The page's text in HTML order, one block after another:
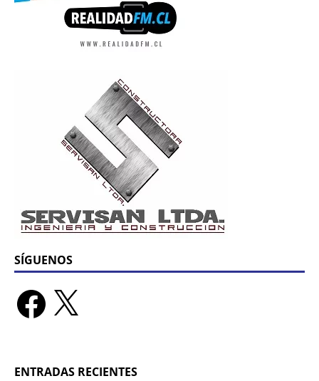
SÍGUENOS
ENTRADAS RECIENTES